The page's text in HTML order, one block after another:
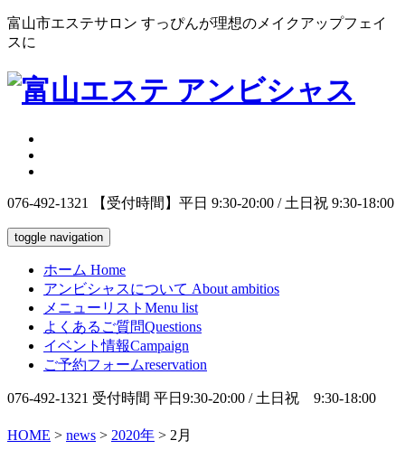
富山市エステサロン すっぴんが理想のメイクアップフェイ
スに
076-492-1321 【受付時間】平日 9:30-20:00 / 土日祝 9:30-18:00
toggle navigation
ホーム Home
アンビシャスについて About ambitios
メニューリスト Menu list
よくあるご質問Questions
イベント情報Campaign
ご予約フォームreservation
076-492-1321 受付時間 平日9:30-20:00 / 土日祝 9:30-18:00
HOME > news > 2020年 > 2月